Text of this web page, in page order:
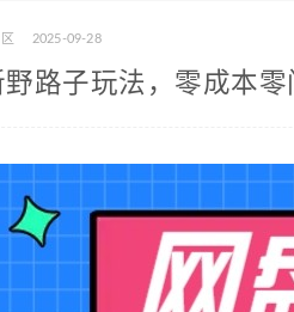
2025-09-28
野路子玩法，零成本